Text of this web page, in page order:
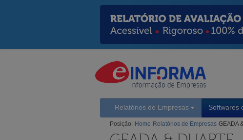
Relatórios de Empresas Softwares
Posição: Home Relatórios de Empresas GEADA